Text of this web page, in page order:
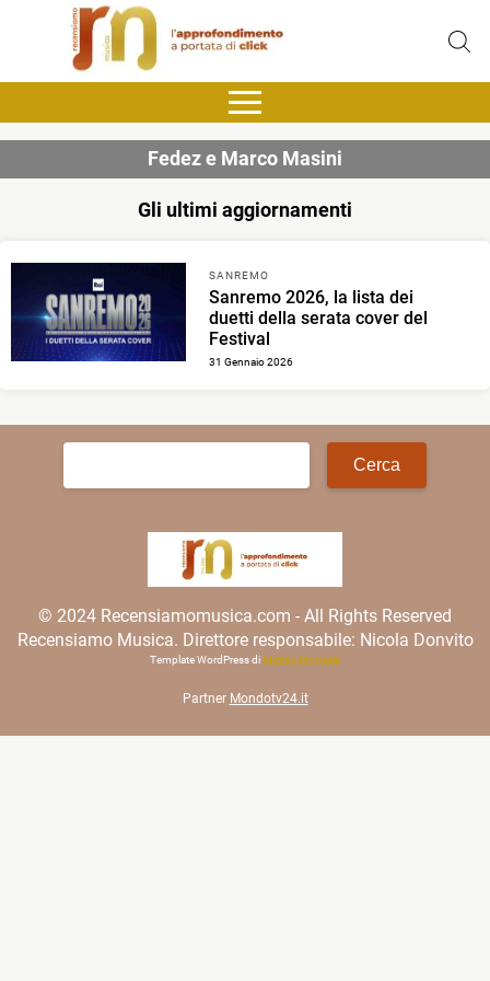
Fedez e Marco Masini
Gli ultimi aggiornamenti
SANREMO
Sanremo 2026, la lista dei
duetti della serata cover del
Festival
31 Gennaio 2026
Ricerca
© 2024 Recensiamomusica.com - All Rights Reserved
Recensiamo Musica. Direttore responsabile: Nicola Donvito
Template WordPress di Matteo Morreale
Partner Mondotv24.it